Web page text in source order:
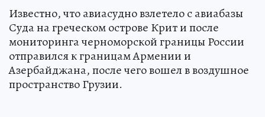
Известно, что авиасудно взлетело с авиабазы
Суда на греческом острове Крит и после
мониторинга черноморской границы России
отправился к границам Армении и
Азербайджана, после чего вошел в воздушное
пространство Грузии.